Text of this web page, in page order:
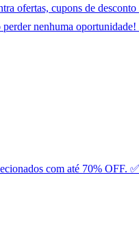
cupons de desconto
nenhuma
com até 70%